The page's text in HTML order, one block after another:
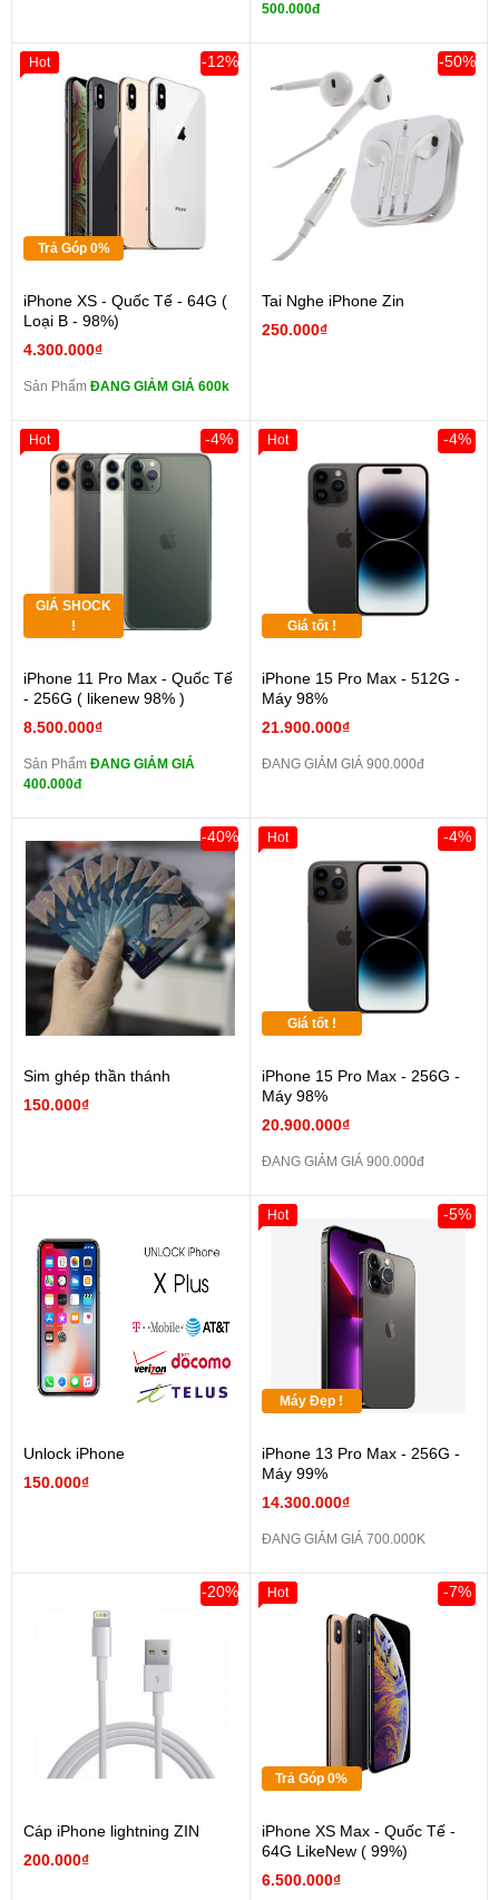
500.000đ
Trả Góp 0%
iPhone XS - Quốc Tế - 64G (
Loại B - 98%)
4.300.000₫
-12%
Sản Phẩm ĐANG GIẢM GIÁ 600k
Hot
Tai Nghe iPhone Zin
250.000₫
-50%
GIÁ SHOCK
!
iPhone 11 Pro Max - Quốc Tế
- 256G ( likenew 98% )
8.500.000₫
-4%
Sản Phẩm ĐANG GIẢM GIÁ
400.000đ
Hot
Giá tốt !
iPhone 15 Pro Max - 512G -
Máy 98%
21.900.000₫
-4%
ĐANG GIẢM GIÁ 900.000đ
Hot
Sim ghép thần thánh
150.000₫
-40%
Giá tốt !
iPhone 15 Pro Max - 256G -
Máy 98%
20.900.000₫
-4%
ĐANG GIẢM GIÁ 900.000đ
Hot
Unlock iPhone
150.000₫
Máy Đẹp !
iPhone 13 Pro Max - 256G -
Máy 99%
14.300.000₫
-5%
ĐANG GIẢM GIÁ 700.000K
Hot
Cáp iPhone lightning ZIN
200.000₫
-20%
Trả Góp 0%
iPhone XS Max - Quốc Tế -
64G LikeNew ( 99%)
6.500.000₫
-7%
Hot